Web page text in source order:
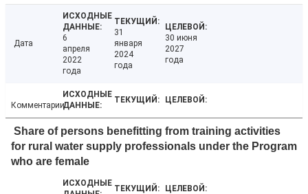
Дата
6
апреля
2022
года
31
января
2024
года
30 июня
2027
года
Комментарии
Share of persons benefitting from training activities
for rural water supply professionals under the Program
who are female